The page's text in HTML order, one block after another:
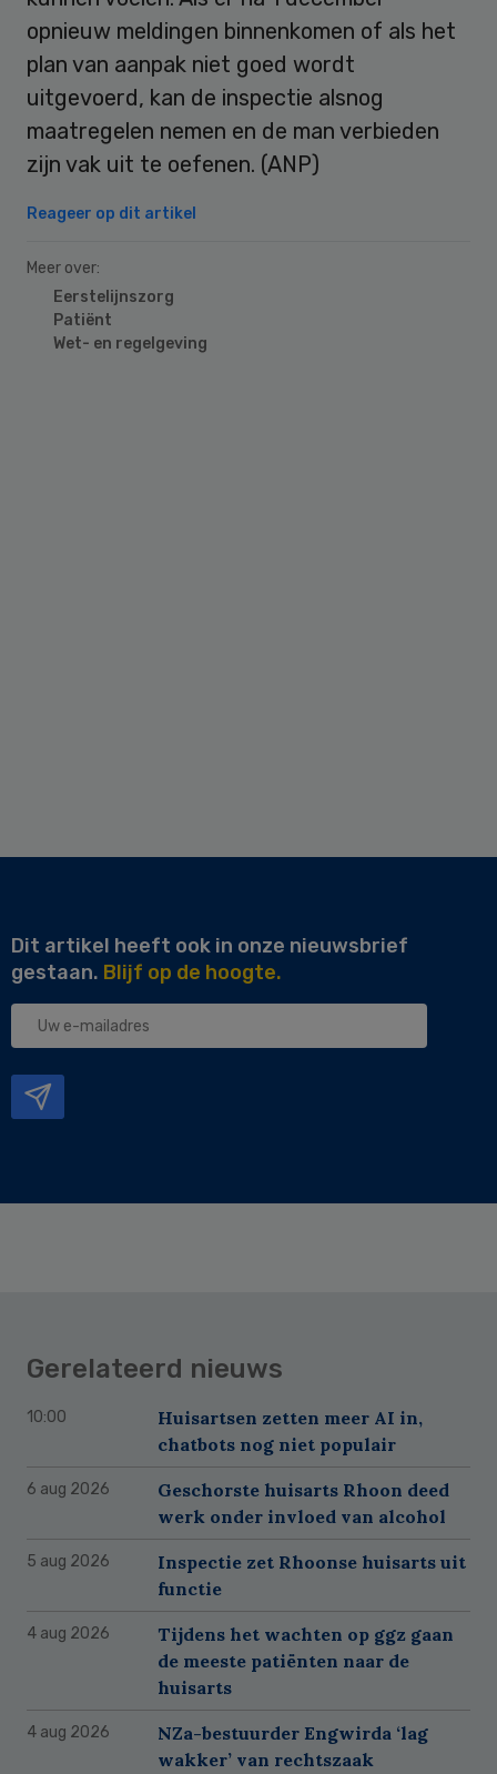
opnieuw meldingen binnenkomen of als het
plan van aanpak niet goed wordt
uitgevoerd, kan de inspectie alsnog
maatregelen nemen en de man verbieden
zijn vak uit te oefenen. (ANP)
Reageer op dit artikel
Meer over:
Eerstelijnszorg
Patiënt
Wet- en regelgeving
Dit artikel heeft ook in onze nieuwsbrief
gestaan. Blijf op de hoogte.
Uw
Gerelateerd nieuws
10:00
Huisartsen zetten meer AI in,
chatbots nog niet populair
6 aug 2026
Geschorste huisarts Rhoon deed
werk onder invloed van alcohol
5 aug 2026
Inspectie zet Rhoonse huisarts uit
functie
4 aug 2026
Tijdens het wachten op ggz gaan
de meeste patiënten naar de
huisarts
4 aug 2026
NZa-bestuurder Engwirda ‘lag
wakker’ van rechtszaak